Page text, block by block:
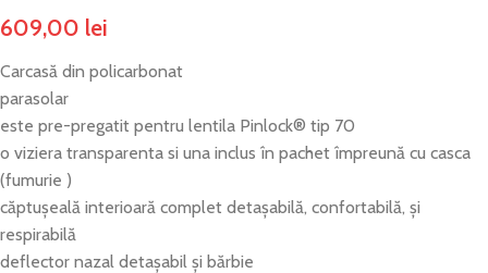
609,00 lei
Carcasă din policarbonat
parasolar
este pre-pregatit pentru lentila Pinlock® tip 70
o viziera transparenta si una inclus în pachet împreună cu casca
(fumurie )
căptușeală interioară complet detașabilă, confortabilă, și
respirabilă
deflector nazal detașabil și bărbie